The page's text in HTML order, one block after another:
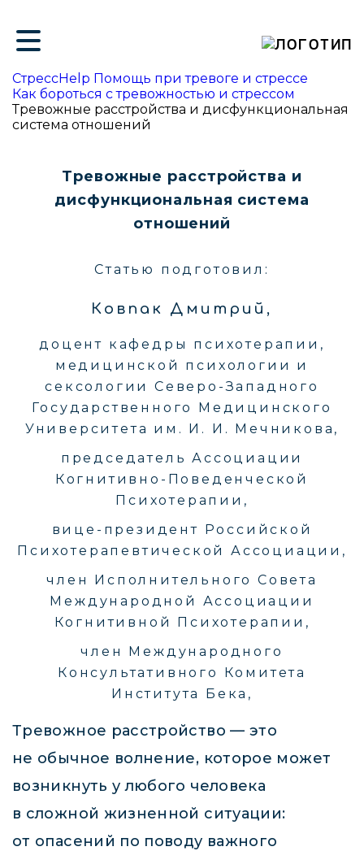
СтрессHelp Помощь при тревоге и стрессе
Как бороться с тревожностью и стрессом
Тревожные расстройства и дисфункциональная
система отношений
Тревожные расстройства и
дисфункциональная система
отношений
Статью подготовил:
Ковпак Дмитрий,
доцент кафедры психотерапии,
медицинской психологии и
сексологии Северо-Западного
Государственного Медицинского
Университета им. И. И. Мечникова,
председатель Ассоциации
Когнитивно-Поведенческой
Психотерапии,
вице-президент Российской
Психотерапевтической Ассоциации,
член Исполнительного Совета
Международной Ассоциации
Когнитивной Психотерапии,
член Международного
Консультативного Комитета
Института Бека,
Тревожное расстройство — это
не обычное волнение, которое может
возникнуть у любого человека
в сложной жизненной ситуации:
от опасений по поводу важного